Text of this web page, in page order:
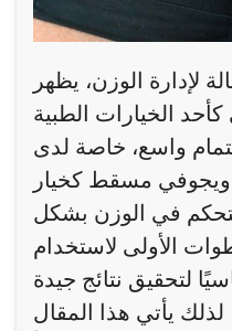
لإدارة الوزن، يظهر
الخيارات الطبية
واسع، خاصة لدى
مسقط كخيار
في الوزن بشكل
الأولى لاستخدام
لتحقيق نتائج جيدة
لذلك يأتي هذا المقال